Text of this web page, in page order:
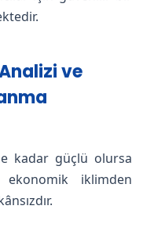
ve
kadar güçlü olursa
iklimden